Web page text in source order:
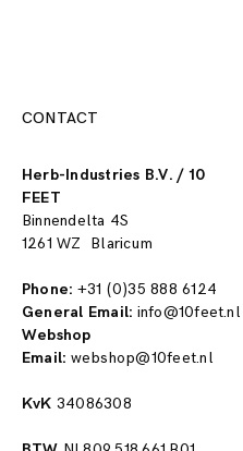
CONTACT
Herb-Industries B.V. / 10
FEET
Binnendelta 4S
1261 WZ Blaricum
Phone: +31 (0)35 888 6124
General Email: info@10feet.nl
Webshop
Email: webshop@10feet.nl
KvK 34086308